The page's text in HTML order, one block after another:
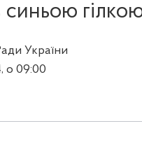
синьою
України
о 09:00